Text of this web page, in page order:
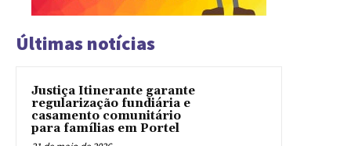
Últimas notícias
Justiça Itinerante garante
regularização fundiária e
casamento comunitário
para famílias em Portel